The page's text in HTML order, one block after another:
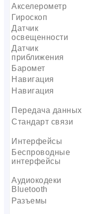
Акселерометр
Гироскоп
Датчик
освещенности
Датчик
приближения
Баромет
Навигация
Навигация
Передача данных
Стандарт связи
Интерфейсы
Беспроводные
интерфейсы
Аудиокодеки
Bluetooth
Разъемы